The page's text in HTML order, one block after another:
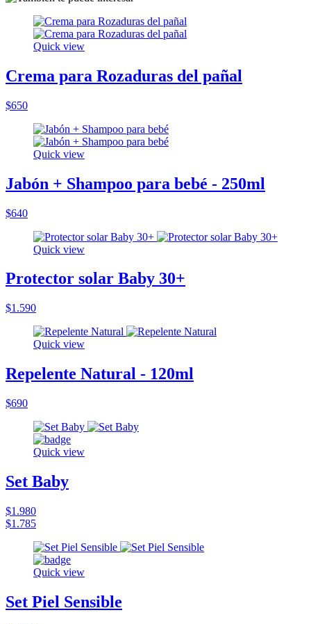
Quick view
Crema para Rozaduras del pañal
$650
Quick view
Jabón + Shampoo para bebé - 250ml
$640
Quick view
Protector solar Baby 30+
$1.590
Quick view
Repelente Natural - 120ml
$690
Quick view
Set Baby
$1.980
$1.785
Quick view
Set Piel Sensible